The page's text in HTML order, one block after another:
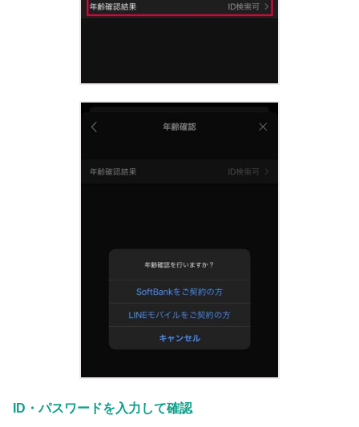
ID・パスワードを入力して確認